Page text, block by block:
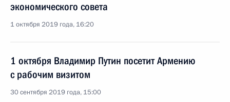
экономического совета
1 октября 2019 года, 16:20
1 октября Владимир Путин посетит Армению
с рабочим визитом
30 сентября 2019 года, 15:00